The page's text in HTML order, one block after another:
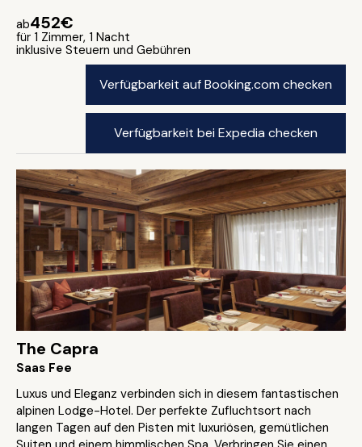
ab452€
für 1 Zimmer, 1 Nacht
inklusive Steuern und Gebühren
Verfügbarkeit auf Booking.com checken
Verfügbarkeit bei Expedia checken
The Capra
Saas Fee
Luxus und Eleganz verbinden sich in diesem fantastischen
alpinen Lodge-Hotel. Der perfekte Zufluchtsort nach
langen Tagen auf den Pisten mit luxuriösen, gemütlichen